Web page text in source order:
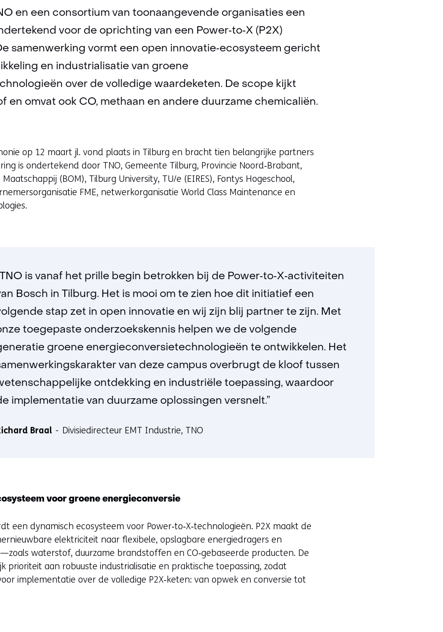
en een consortium van toonaangevende organisaties een
voor de oprichting van een Power‑to‑X (P2X)
samenwerking vormt een open innovatie‑ecosysteem gericht
en industrialisatie van groene
over de volledige waardeketen. De scope kijkt
en omvat ook CO, methaan en andere duurzame chemicaliën.
op 12 maart jl. vond plaats in Tilburg en bracht tien belangrijke partners
is ondertekend door TNO, Gemeente Tilburg, Provincie Noord‑Brabant,
(BOM), Tilburg University, TU/e (EIRES), Fontys Hogeschool,
FME, netwerkorganisatie World Class Maintenance en
is vanaf het prille begin betrokken bij de Power‑to‑X‑activiteiten
Bosch in Tilburg. Het is mooi om te zien hoe dit initiatief een
stap zet in open innovatie en wij zijn blij partner te zijn. Met
toegepaste onderzoekskennis helpen we de volgende
groene energieconversietechnologieën te ontwikkelen. Het
van deze campus overbrugt de kloof tussen
ontdekking en industriële toepassing, waardoor
implementatie van duurzame oplossingen versnelt.”
Braal Divisiedirecteur EMT Industrie, TNO
voor groene energieconversie
een dynamisch ecosysteem voor Power‑to‑X‑technologieën. P2X maakt de
elektriciteit naar flexibele, opslagbare energiedragers en
waterstof, duurzame brandstoffen en CO‑gebaseerde producten. De
prioriteit aan robuuste industrialisatie en praktische toepassing, zodat
implementatie over de volledige P2X‑keten: van opwek en conversie tot